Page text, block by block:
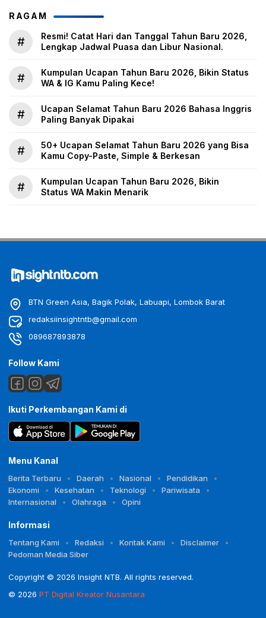
RAGAM
#
Resmi! Catat Hari dan Tanggal Tahun Baru 2026,
Lengkap Jadwal Puasa dan Libur Nasional.
#
Kumpulan Ucapan Tahun Baru 2026, Bikin Status
WA & IG Kamu Paling Kece!
#
Ucapan Selamat Tahun Baru 2026 Bahasa Inggris
Paling Banyak Dipakai
#
50+ Ucapan Selamat Tahun Baru 2026 yang Bisa
Kamu Copy-Paste, Simple & Berkesan
#
Kumpulan Ucapan Tahun Baru 2026, Bikin
Status WA Makin Menarik
BTN Green Asia, Bagik Polak, Labuapi, Lombok Barat
redaksiinsightntb@gmail.com
089687893878
Follow Kami
Ikuti Perkembangan Kami di
Menu Kanal
Berita Terbaru Daerah Nasional
Pendidikan
Ekonomi
Kesehatan Teknologi
Pariwisata
Internasional
Olahraga Opini
Informasi
Tentang Kami Redaksi Kontak Kami
Disclaimer
Pedoman Media Siber
Copyright © 2026 Insight NTB. All rights reserved.
© 2026 PT Digital Kreator Nusantara